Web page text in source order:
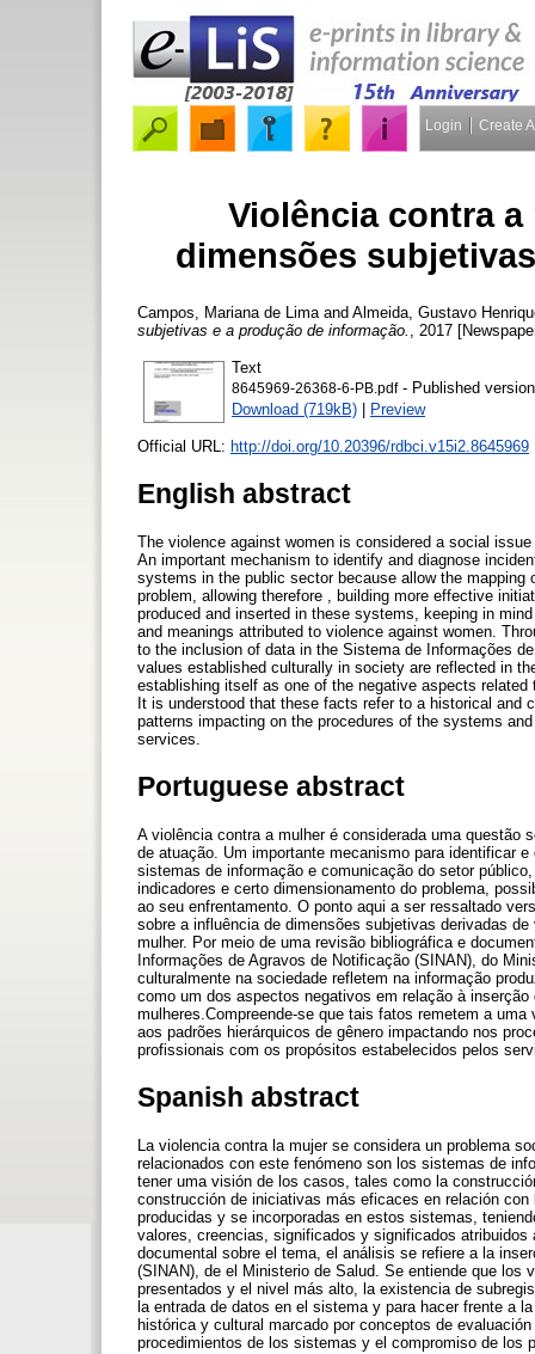
Login Create
Violência contra
dimensões
Campos, Mariana de Lima and Almeida, Gustavo
subjetivas e a produção de informação.
, 2017
Text
8645969-26368-6-PB.pdf- Published version
Download (719kB) | Preview
Official URL: http://doi.org/10.20396/rdbci.v15i2.8645969
English abstract
The violence against women is considered a social
An important mechanism to identify and diagnose
systems in the public sector because allow the
problem, allowing therefore , building more effective
produced and inserted in these systems, keeping in
and meanings attributed to violence against women.
to the inclusion of data in the Sistema de Informações
values established culturally in society are reflected in
establishing itself as one of the negative aspects
It is understood that these facts refer to a historical and
patterns impacting on the procedures of the systems
services.
Portuguese abstract
A violência contra a mulher é considerada uma
de atuação. Um importante mecanismo para identificar
sistemas de informação e comunicação do setor
indicadores e certo dimensionamento do problema,
ao seu enfrentamento. O ponto aqui a ser ressaltado
sobre a influência de dimensões subjetivas derivadas
mulher. Por meio de uma revisão bibliográfica e
Informações de Agravos de Notificação (SINAN), do
culturalmente na sociedade refletem na informação
como um dos aspectos negativos em relação à
mulheres.Compreende-se que tais fatos remetem a
aos padrões hierárquicos de gênero impactando nos
profissionais com os propósitos estabelecidos pelos
Spanish abstract
La violencia contra la mujer se considera un problema
relacionados con este fenómeno son los sistemas de
tener uma visión de los casos, tales como la
construcción de iniciativas más eficaces en relación
producidas y se incorporadas en estos sistemas,
valores, creencias, significados y significados
documental sobre el tema, el análisis se refiere a la
(SINAN), de el Ministerio de Salud. Se entiende que
presentados y el nivel más alto, la existencia de
la entrada de datos en el sistema y para hacer frente a
histórica y cultural marcado por conceptos de
procedimientos de los sistemas y el compromiso de